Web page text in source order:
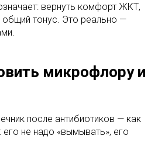
вернуть комфорт ЖКТ,
общий тонус. Это реально —
микрофлору и
после антибиотиков — как
его не надо «вымывать», его